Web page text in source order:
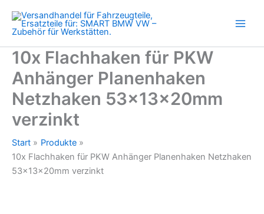
Inhalt
springen
10x Flachhaken für PKW
Anhänger Planenhaken
Netzhaken 53x13x20mm
verzinkt
Start
Produkte
10x Flachhaken für PKW Anhänger Planenhaken Netzhaken
53x13x20mm verzinkt
Netzhaken
53x13x20mm
verzinkt
Menge